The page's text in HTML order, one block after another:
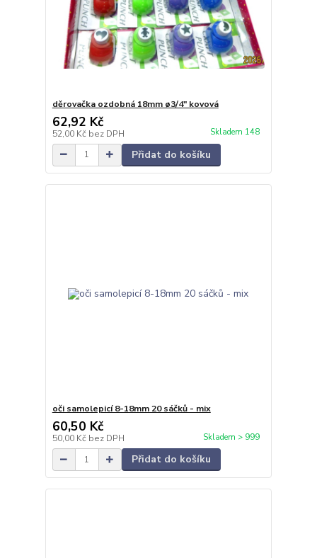
děrovačka ozdobná 18mm ø3/4" kovová
62,92 Kč
52,00 Kč bez DPH Skladem 148
Přidat do košíku
oči samolepicí 8-18mm 20 sáčků - mix
60,50 Kč
50,00 Kč bez DPH Skladem > 999
Přidat do košíku